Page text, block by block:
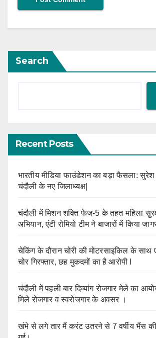
Search
Recent Posts
भारतीय मीडिया फाउंडेशन का बड़ा फैसला: सुरेश
चंदौली के नए जिलाध्यक्ष|
चंदौली में मिशन शक्ति फेज-5 के तहत महिला
अभियान, एंटी रोमियो टीम ने बाजारों में किया
चेकिंग के दौरान चोरी की मोटरसाइकिल के साथ
चोर गिरफ्तार, छह मुकदमों का है आरोपी l
चंदौली में पहली बार दिव्यांग रोजगार मेले का
मिले रोजगार व स्वरोजगार के अवसर ।
खंभे से लगे तार मैं करंट उतरने से 7 वर्षीय भैंस की